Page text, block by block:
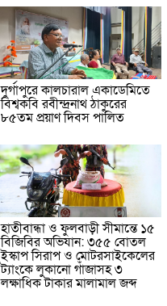
দুর্গাপুরে কালচারাল একাডেমিতে
বিশ্বকবি রবীন্দ্রনাথ ঠাকুরের
৮৫তম প্রয়াণ দিবস পালিত
হাতীবান্ধা ও ফুলবাড়ী সীমান্তে ১৫
বিজিবির অভিযান: ৩৫৫ বোতল
ইস্কাপ সিরাপ ও মোটরসাইকেলের
ট্যাংকে লুকানো গাঁজাসহ ৩
লক্ষাধিক টাকার মালামাল জব্দ